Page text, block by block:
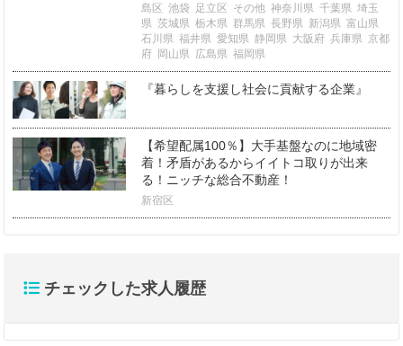
島区 池袋 足立区 その他 神奈川県 千葉県 埼玉
県 茨城県 栃木県 群馬県 長野県 新潟県 富山県
石川県 福井県 愛知県 静岡県 大阪府 兵庫県 京都
府 岡山県 広島県 福岡県
『暮らしを支援し社会に貢献する企業』
【希望配属100％】大手基盤なのに地域密
着！矛盾があるからイイトコ取りが出来
る！ニッチな総合不動産！
新宿区
チェックした求人履歴